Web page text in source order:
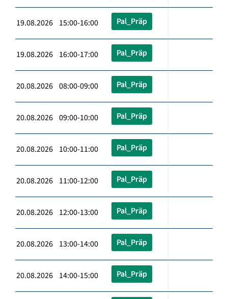
19.08.2026 15:00-16:00 Pal_Präp
19.08.2026 16:00-17:00 Pal_Präp
20.08.2026 08:00-09:00 Pal_Präp
20.08.2026 09:00-10:00 Pal_Präp
20.08.2026 10:00-11:00 Pal_Präp
20.08.2026 11:00-12:00 Pal_Präp
20.08.2026 12:00-13:00 Pal_Präp
20.08.2026 13:00-14:00 Pal_Präp
20.08.2026 14:00-15:00 Pal_Präp